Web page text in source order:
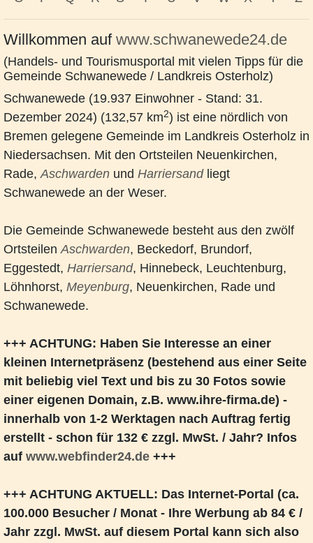
Willkommen auf www.schwanewede24.de
(Handels- und Tourismusportal mit vielen Tipps für die
Gemeinde Schwanewede / Landkreis Osterholz)
Schwanewede (19.937 Einwohner - Stand: 31.
Dezember 2024) (132,57 km2) ist eine nördlich von
Bremen gelegene Gemeinde im Landkreis Osterholz in
Niedersachsen. Mit den Ortsteilen Neuenkirchen,
Rade,Aschwarden und Harriersandliegt
Schwanewede an der Weser.
Die Gemeinde Schwanewede besteht aus den zwölf
OrtsteilenAschwarden, Beckedorf, Brundorf,
Eggestedt, Harriersand, Hinnebeck, Leuchtenburg,
Löhnhorst, Meyenburg, Neuenkirchen, Rade und
Schwanewede.
+++ ACHTUNG: Haben Sie Interesse an einer
kleinen Internetpräsenz (bestehend aus einer Seite
mit beliebig viel Text und bis zu 30 Fotos sowie
einer eigenen Domain, z.B. www.ihre-firma.de) -
innerhalb von 1-2 Werktagen nach Auftrag fertig
erstellt - schon für 132 € zzgl. MwSt. / Jahr? Infos
auf www.webfinder24.de +++
+++ ACHTUNG AKTUELL: Das Internet-Portal (ca.
100.000 Besucher / Monat - Ihre Werbung ab 84 € /
Jahr zzgl. MwSt. auf diesem Portal kann sich also